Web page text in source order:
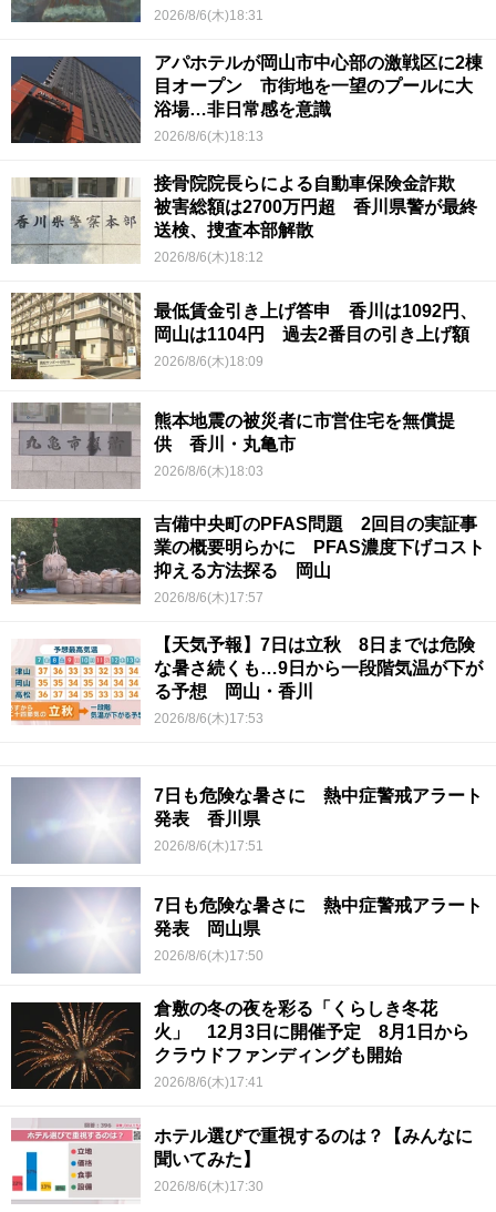
2026/8/6(木)18:31
アパホテルが岡山市中心部の激戦区に2棟
目オープン 市街地を一望のプールに大
浴場…非日常感を意識
2026/8/6(木)18:13
接骨院院長らによる自動車保険金詐欺
被害総額は2700万円超 香川県警が最終
送検、捜査本部解散
2026/8/6(木)18:12
最低賃金引き上げ答申 香川は1092円、
岡山は1104円 過去2番目の引き上げ額
2026/8/6(木)18:09
熊本地震の被災者に市営住宅を無償提
供 香川・丸亀市
2026/8/6(木)18:03
吉備中央町のPFAS問題 2回目の実証事
業の概要明らかに PFAS濃度下げコスト
抑える方法探る 岡山
2026/8/6(木)17:57
【天気予報】7日は立秋 8日までは危険
な暑さ続くも…9日から一段階気温が下が
る予想 岡山・香川
2026/8/6(木)17:53
7日も危険な暑さに 熱中症警戒アラート
発表 香川県
2026/8/6(木)17:51
7日も危険な暑さに 熱中症警戒アラート
発表 岡山県
2026/8/6(木)17:50
倉敷の冬の夜を彩る「くらしき冬花
火」 12月3日に開催予定 8月1日から
クラウドファンディングも開始
2026/8/6(木)17:41
ホテル選びで重視するのは？【みんなに
聞いてみた】
2026/8/6(木)17:30